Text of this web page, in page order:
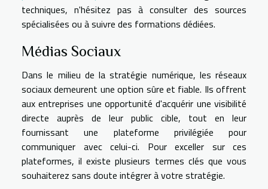
techniques, n'hésitez pas à consulter des sources
spécialisées ou à suivre des formations dédiées.
Médias Sociaux
Dans le milieu de la stratégie numérique, les réseaux
sociaux demeurent une option sûre et fiable. Ils offrent
aux entreprises une opportunité d'acquérir une visibilité
directe auprès de leur public cible, tout en leur
fournissant une plateforme privilégiée pour
communiquer avec celui-ci. Pour exceller sur ces
plateformes, il existe plusieurs termes clés que vous
souhaiterez sans doute intégrer à votre stratégie.